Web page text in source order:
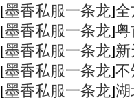
[墨香私服一条龙]全
[墨香私服一条龙]粤
[墨香私服一条龙]新
[墨香私服一条龙]不
[墨香私服一条龙]湖